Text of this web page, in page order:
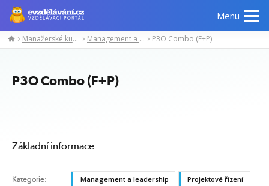
Menu
Manažerské
Odborné
Počítačové
Manažerské kurzy Management a leadership P3O Combo (F+P)
P3O Combo (F+P)
Základní informace
Kategorie: Management a leadership Projektové řízení